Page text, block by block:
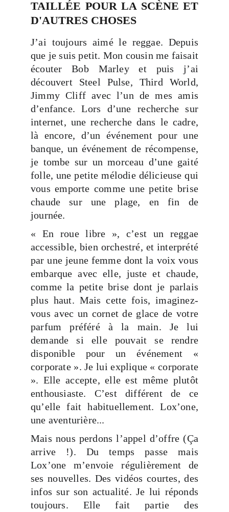
TAILLÉE POUR LA SCÈNE ET
D'AUTRES CHOSES
J’ai toujours aimé le reggae. Depuis
que je suis petit. Mon cousin me faisait
écouter Bob Marley et puis j’ai
découvert Steel Pulse, Third World,
Jimmy Cliff avec l’un de mes amis
d’enfance. Lors d’une recherche sur
internet, une recherche dans le cadre,
là encore, d’un événement pour une
banque, un événement de récompense,
je tombe sur un morceau d’une gaité
folle, une petite mélodie délicieuse qui
vous emporte comme une petite brise
chaude sur une plage, en fin de
journée.
« En roue libre », c’est un reggae
accessible, bien orchestré, et interprété
par une jeune femme dont la voix vous
embarque avec elle, juste et chaude,
comme la petite brise dont je parlais
plus haut. Mais cette fois, imaginez-
vous avec un cornet de glace de votre
parfum préféré à la main. Je lui
demande si elle pouvait se rendre
disponible pour un événement «
corporate ». Je lui explique « corporate
». Elle accepte, elle est même plutôt
enthousiaste. C’est différent de ce
qu’elle fait habituellement. Lox’one,
une aventurière...
Mais nous perdons l’appel d’offre (Ça
arrive !). Du temps passe mais
Lox’one m’envoie régulièrement de
ses nouvelles. Des vidéos courtes, des
infos sur son actualité. Je lui réponds
toujours. Elle fait partie des